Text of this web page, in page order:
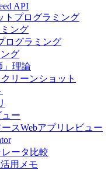
API
トプログラミング
ング
ログラミング
グ
」理論
リーンショット
ー
スWebアプリレビュー
ータ比較
用メモ